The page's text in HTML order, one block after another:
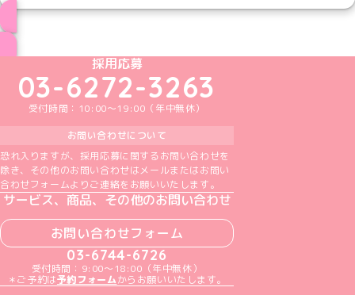
めいどりーみんTikTok公式アカウント
めいどりーみんX公式アカウント
めいどりーみんInstagram公式アカウント
めいどりーみんFacebook公式アカウン
めいどりーみんYouTube公式アカ
採用応募
03-6272-3263
受付時間：10:00～19:00（年中無休）
お問い合わせについて
恐れ入りますが、採用応募に関するお問い合わせを
除き、その他のお問い合わせはメールまたはお問い
合わせフォームよりご連絡をお願いいたします。
サービス、商品、その他のお問い合わせ
お問い合わせフォーム
03-6744-6726
受付時間：9:00～18:00（年中無休）
＊ご予約は予約フォームからお願いいたします。